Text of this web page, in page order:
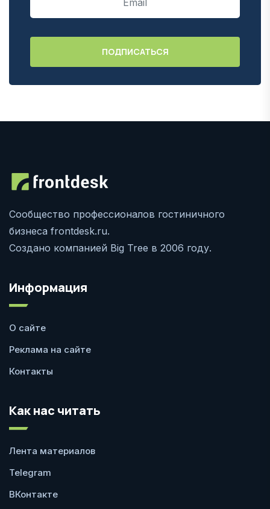
Сообщество профессионалов гостиничного
бизнеса frontdesk.ru.
Создано компанией Big Tree в 2006 году.
Информация
О сайте
Реклама на сайте
Контакты
Как нас читать
Лента материалов
Telegram
ВКонтакте